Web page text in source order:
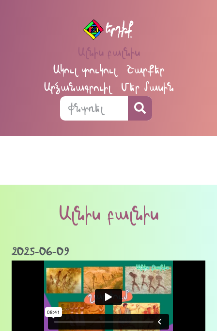
Ալնիս բալնիս
Ակուլ տուկուլ
Շարքեր
Արձանագրուիլ
Մեր մասին
Ալնիս բալնիս
2025-06-09